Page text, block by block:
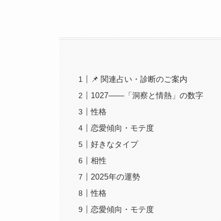
📌 関連占い・診断のご案内
1027――「洞察と情熱」の数字
性格
恋愛傾向・モテ度
好きなタイプ
相性
2025年の運勢
性格
恋愛傾向・モテ度